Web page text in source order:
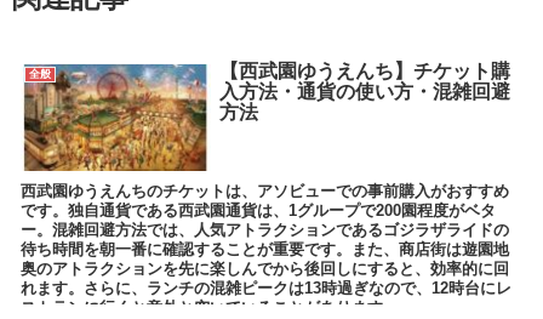
全般
【西武園ゆうえんち】チケット購
入方法・通貨の使い方・混雑回避
方法
西武園ゆうえんちのチケットは、アソビューでの事前購入がおすすめ
です。独自通貨である西武園通貨は、1グループで200園程度がベタ
ー。混雑回避方法では、人気アトラクションであるゴジラザライドの
待ち時間を朝一番に確認することが重要です。また、商店街は遊園地
奥のアトラクションを先に楽しんでから後回しにすると、効率的に回
れます。さらに、ランチの混雑ピークは13時過ぎなので、12時台にレ
ストランに行くと意外と空いていることがあります。